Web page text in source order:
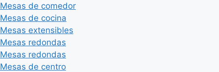
Mesas de comedor
Mesas de cocina
Mesas extensibles
Mesas redondas
Mesas redondas
Mesas de centro